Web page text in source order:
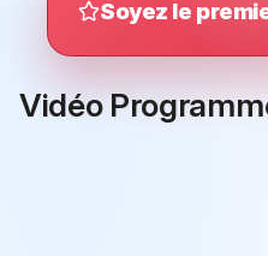
Soyez le
Vidéo